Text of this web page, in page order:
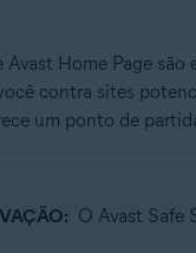
Avast Home Page
contra sites
um ponto de
O Avast Safe